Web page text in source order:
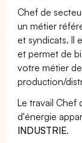
Chef de
un métier
et syndicats. Il
et permet de
votre métier
production/
Le travail Chef
d'énergie
INDUSTRIE.